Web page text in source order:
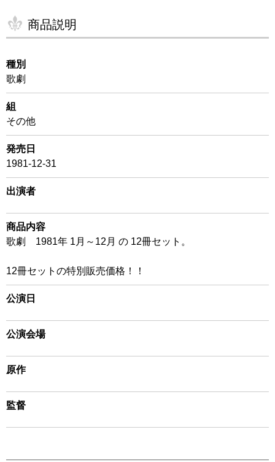
商品説明
種別
歌劇
組
その他
発売日
1981-12-31
出演者
商品内容
歌劇 1981年 1月～12月 の 12冊セット。
12冊セットの特別販売価格！！
公演日
公演会場
原作
監督